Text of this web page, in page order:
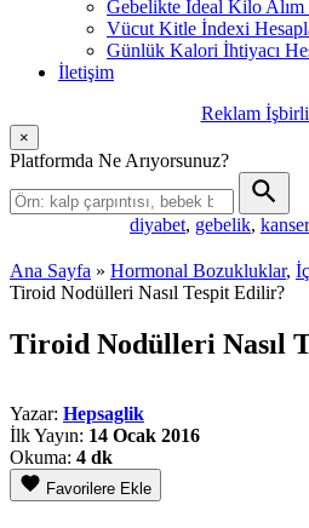
Gebelikte İdeal Kilo Alım
Vücut Kitle İndexi
Günlük Kalori İhtiyacı
İletişim
Reklam
×
Platformda Ne Arıyorsunuz?
diyabet, gebelik, kanser
Ana Sayfa » Hormonal Bozukluklar,
Tiroid Nodülleri Nasıl Tespit Edilir?
Tiroid Nodülleri Nasıl
Yazar: Hepsaglik
İlk Yayın: 14 Ocak 2016
Okuma: 4 dk
Favorilere Ekle